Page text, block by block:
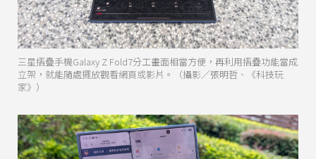
三星摺疊手機Galaxy Z Fold7分工畫面相當方便，再利用摺疊功能當成
立架，就能隨處擺放觀看網頁或影片。（攝影／張明哲、《科技玩
家》）